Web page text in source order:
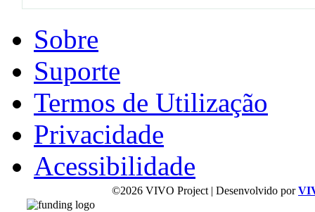
Sobre
Suporte
Termos de Utilização
Privacidade
Acessibilidade
©2026 VIVO Project | Desenvolvido por